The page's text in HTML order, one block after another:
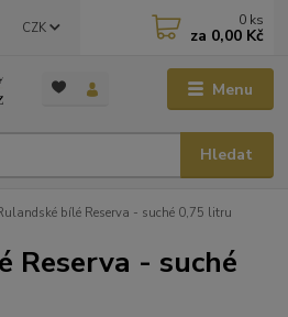
Menu
CZK
Hledat
0 ks
za 0,00 Kč
bílé Reserva - suché 0,75 litru
Reserva - suché